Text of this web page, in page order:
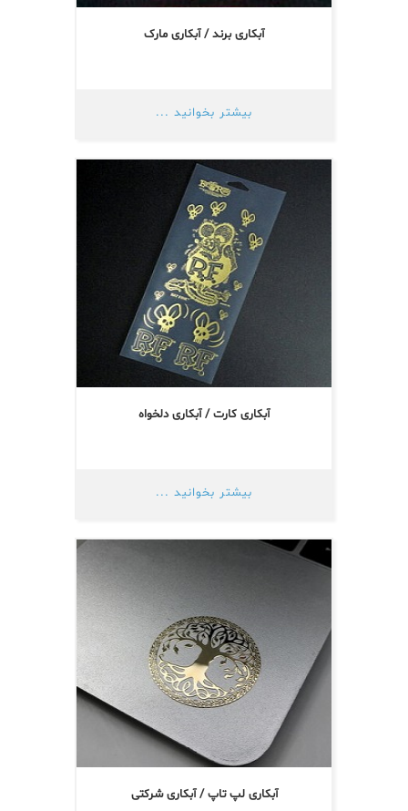
آبکاری برند / آبکاری مارک
بیشتر بخوانید ...
آبکاری کارت / آبکاری دلخواه
بیشتر بخوانید ...
آبکاری لپ تاپ / آبکاری شرکتی